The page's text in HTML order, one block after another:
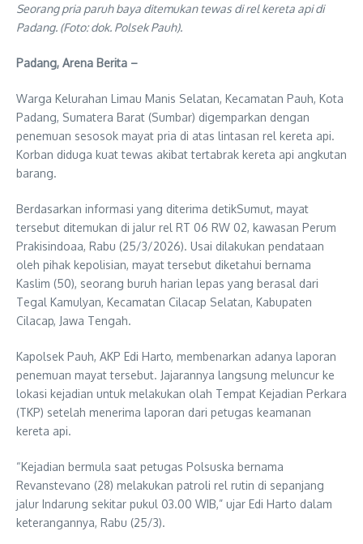
Seorang pria paruh baya ditemukan tewas di rel kereta api di
Padang. (Foto: dok. Polsek Pauh).
Padang, Arena Berita –
Warga Kelurahan Limau Manis Selatan, Kecamatan Pauh, Kota
Padang, Sumatera Barat (Sumbar) digemparkan dengan
penemuan sesosok mayat pria di atas lintasan rel kereta api.
Korban diduga kuat tewas akibat tertabrak kereta api angkutan
barang.
Berdasarkan informasi yang diterima detikSumut, mayat
tersebut ditemukan di jalur rel RT 06 RW 02, kawasan Perum
Prakisindoaa, Rabu (25/3/2026). Usai dilakukan pendataan
oleh pihak kepolisian, mayat tersebut diketahui bernama
Kaslim (50), seorang buruh harian lepas yang berasal dari
Tegal Kamulyan, Kecamatan Cilacap Selatan, Kabupaten
Cilacap, Jawa Tengah.
Kapolsek Pauh, AKP Edi Harto, membenarkan adanya laporan
penemuan mayat tersebut. Jajarannya langsung meluncur ke
lokasi kejadian untuk melakukan olah Tempat Kejadian Perkara
(TKP) setelah menerima laporan dari petugas keamanan
kereta api.
“Kejadian bermula saat petugas Polsuska bernama
Revanstevano (28) melakukan patroli rel rutin di sepanjang
jalur Indarung sekitar pukul 03.00 WIB,” ujar Edi Harto dalam
keterangannya, Rabu (25/3).